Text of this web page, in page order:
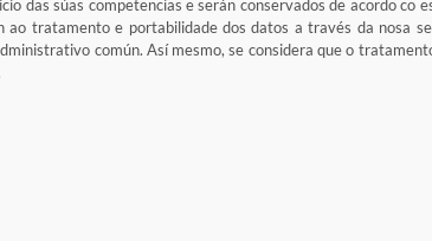
das súas competencias e serán conservados de acordo co
ao tratamento e portabilidade dos datos a través da nosa
común. Así mesmo, se considera que o